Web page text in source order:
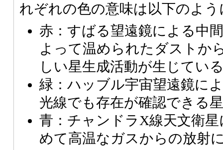
れぞれの色の意味は以下のよ
赤：すばる望遠鏡による中
よって温められたダストか
しい星生成活動が生じてい
緑：ハッブル宇宙望遠鏡に
光線でも存在が確認できる
青：チャンドラX線天文衛
めて高温なガスからの放射